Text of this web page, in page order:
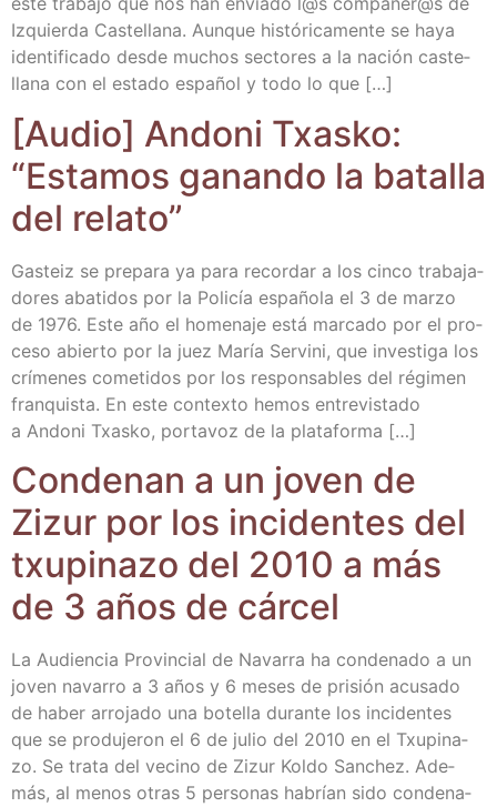
Izquier­da Cas­te­lla­na. Aun­que his­tó­ri­ca­men­te se haya
iden­ti­fi­ca­do des­de muchos sec­to­res a la nación cas­te­
lla­na con el esta­do espa­ñol y todo lo que […]
[Audio] Ando­ni Txas­ko:
“Esta­mos ganan­do la bata­lla
del relato”
Gas­teiz se pre­pa­ra ya para recor­dar a los cin­co tra­ba­ja­
do­res aba­ti­dos por la Poli­cía espa­ño­la el 3 de mar­zo
de 1976. Este año el home­na­je está mar­ca­do por el pro­
ce­so abier­to por la juez María Ser­vi­ni, que inves­ti­ga los
crí­me­nes come­ti­dos por los res­pon­sa­bles del régi­men
fran­quis­ta. En este con­tex­to hemos entre­vis­ta­do
a Ando­ni Txas­ko, por­ta­voz de la plataforma […]
Con­de­nan a un joven de
Zizur por los inci­den­tes del
txu­pi­na­zo del 2010 a más
de 3 años de cárcel
La Audien­cia Pro­vin­cial de Nava­rra ha con­de­na­do a un
joven nava­rro a 3 años y 6 meses de pri­sión acu­sa­do
de haber arro­ja­do una bote­lla duran­te los inci­den­tes
que se pro­du­je­ron el 6 de julio del 2010 en el Txu­pi­na­
zo. Se tra­ta del vecino de Zizur Kol­do San­chez. Ade­
más, al menos otras 5 per­so­nas habrían sido con­de­na­